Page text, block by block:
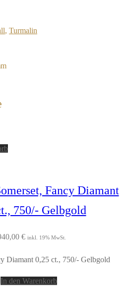
, Turmalin
Fancy Diamant
750/- Gelbgold
€ inkl. 19% MwSt.
Diamant 0,25 ct., 750/- Gelbgold
In den Warenkorb